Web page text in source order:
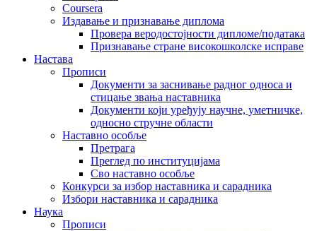
Coursera
Издавање и признавање диплома
Провера веродостојности дипломе/података
Признавање стране високошколске исправе
Настава
Прописи
Документи за заснивање радног односа и
стицање звања наставника
Документи који уређују научне, уметничке,
односно стручне области
Наставно особље
Претрага
Преглед по институцијама
Сво наставно особље
Конкурси за избор наставника и сарадника
Избори наставника и сарадника
Наука
Прописи